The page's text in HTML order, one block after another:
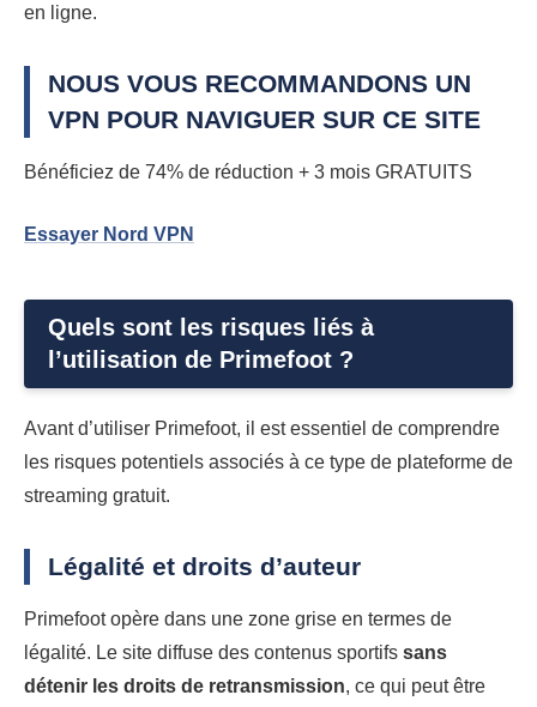
en ligne.
NOUS VOUS RECOMMANDONS UN
VPN POUR NAVIGUER SUR CE SITE
Bénéficiez de 74% de réduction + 3 mois GRATUITS
Essayer Nord VPN
Quels sont les risques liés à
l’utilisation de Primefoot ?
Avant d’utiliser Primefoot, il est essentiel de comprendre
les risques potentiels associés à ce type de plateforme de
streaming gratuit.
Légalité et droits d’auteur
Primefoot opère dans une zone grise en termes de
légalité. Le site diffuse des contenus sportifs sans
détenir les droits de retransmission, ce qui peut être